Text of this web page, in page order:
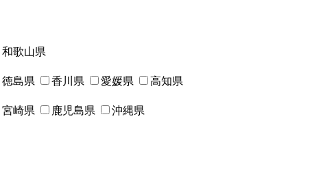
和歌山県
徳島県 香川県 愛媛県
高知県
宮崎県 鹿児島県 沖縄県